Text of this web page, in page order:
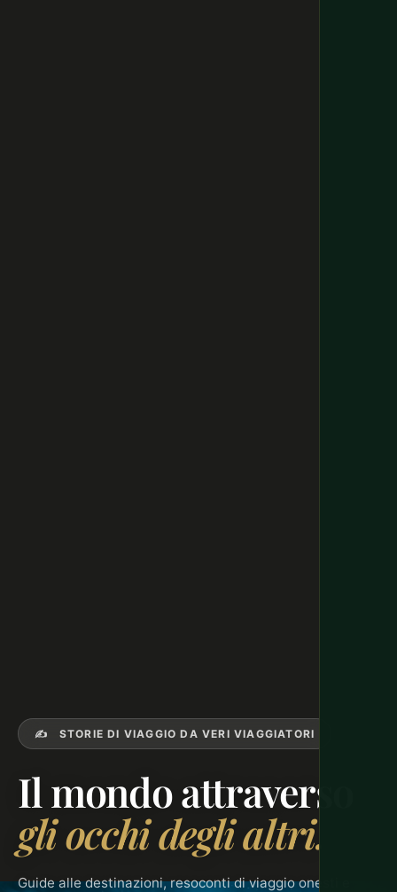
✍️ STORIE DI VIAGGIO DA VERI VIAGGIATORI
Il mondo attraverso
gli occhi degli altri.
Guide alle destinazioni, resoconti di viaggio onesti e